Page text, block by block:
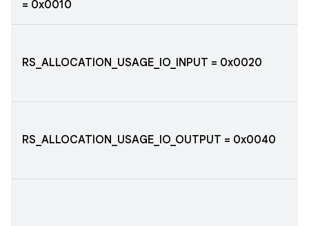
= 0x0010
RS_ALLOCATION_USAGE_IO_INPUT = 0x0020
RS_ALLOCATION_USAGE_IO_OUTPUT = 0x0040